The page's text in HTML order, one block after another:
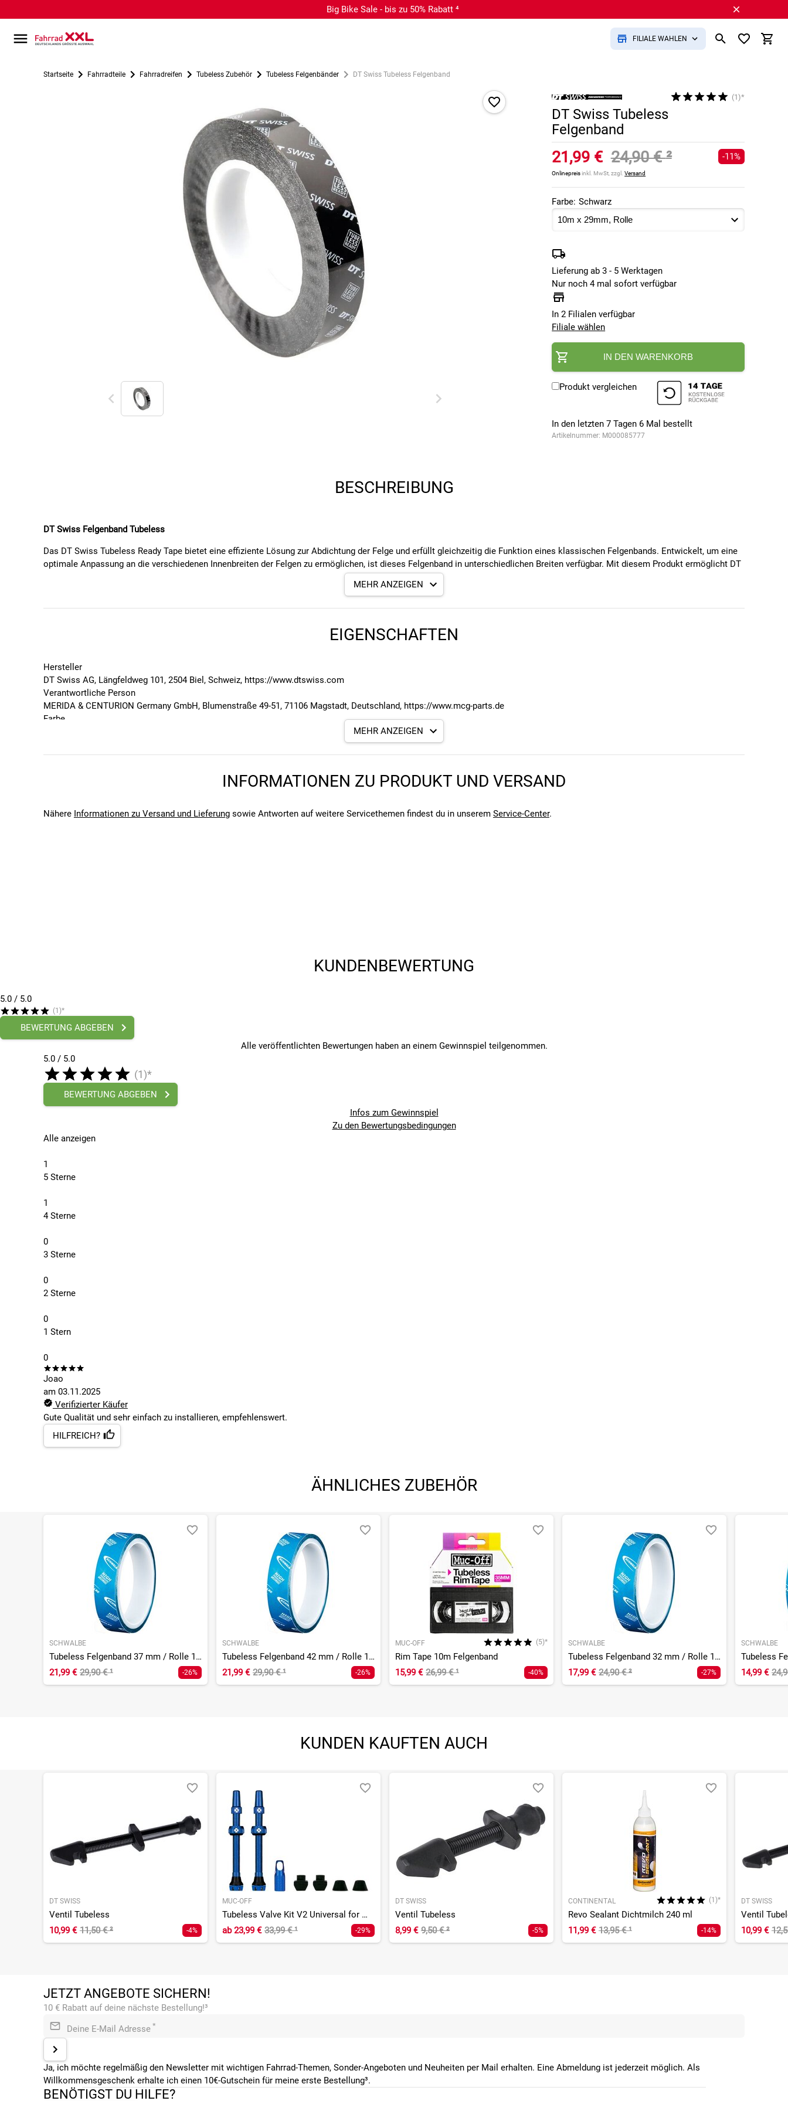
Big Bike Sale - bis zu 50% Rabatt ⁴
FILIALE WÄHLEN
Startseite Fahrradteile Fahrradreifen Tubeless Zubehör Tubeless Felgenbänder DT Swiss Tubeless Felgenband
(1)*
DT Swiss Tubeless
Felgenband
21,99 € 24,90 €²
Onlinepreisinkl. MwSt, zzgl.Versand
-11%
Farbe: Schwarz
Lieferung ab 3 - 5 Werktagen
Nur noch 4 mal sofort verfügbar
In 2 Filialen verfügbar
Filiale wählen
IN DEN WARENKORB
Produkt vergleichen
In den letzten 7 Tagen 6 Mal bestellt
Artikelnummer: M000085777
BESCHREIBUNG
DT Swiss Felgenband Tubeless
Das DT Swiss Tubeless Ready Tape bietet eine effiziente Lösung zur Abdichtung der Felge und erfüllt gleichzeitig die Funktion eines klassischen Felgenbands. Entwickelt, um eine
optimale Anpassung an die verschiedenen Innenbreiten der Felgen zu ermöglichen, ist dieses Felgenband in unterschiedlichen Breiten verfügbar. Mit diesem Produkt ermöglicht DT
Swiss eine einfache und wirksame Vorbereitung der Felgen für den Tubeless-Einsatz, indem es eine luftdichte Abdichtung sicherstellt und die Montage von Tubeless-Reifen
Produktdetails:
Farbe / Dekor: Schwarz
Verfügbar in verschiedenen Breiten, um eine perfekte Passform für jede Felge zu gewährleisten
MEHR ANZEIGEN
EIGENSCHAFTEN
Hersteller
DT Swiss AG, Längfeldweg 101, 2504 Biel, Schweiz, https://www.dtswiss.com
Verantwortliche Person
MERIDA & CENTURION Germany GmbH, Blumenstraße 49-51, 71106 Magstadt, Deutschland, https://www.mcg-parts.de
Farbe
Unisex
2024
Bitte beachte, dass es zu Abweichungen zwischen den angegebenen- und den verbauten Komponenten bei Fahrrädern kommen kann. Einen Fehler gefunden?
MEHR ANZEIGEN
INFORMATIONEN ZU PRODUKT UND VERSAND
Nähere Informationen zu Versand und Lieferungsowie Antworten auf weitere Servicethemen findest du in unserem Service-Center.
KUNDENBEWERTUNG
5.0 / 5.0
(1)*
BEWERTUNG ABGEBEN
Alle veröffentlichten Bewertungen haben an einem Gewinnspiel teilgenommen.
5.0 / 5.0
(1)*
BEWERTUNG ABGEBEN
Infos zum Gewinnspiel
Zu den Bewertungsbedingungen
Alle anzeigen
1
5 Sterne
1
4 Sterne
0
3 Sterne
0
2 Sterne
0
1 Stern
0
Joao
am 03.11.2025
Verifizierter Käufer
Gute Qualität und sehr einfach zu installieren, empfehlenswert.
HILFREICH?
ÄHNLICHES ZUBEHÖR
SCHWALBE
Tubeless Felgenband 37 mm / Rolle 10 m
21,99 € 29,90 €¹ -26%
SCHWALBE
Tubeless Felgenband 42 mm / Rolle 10 m
21,99 € 29,90 €¹ -26%
MUC-OFF (5)*
Rim Tape 10m Felgenband
15,99 € 26,99 €¹ -40%
SCHWALBE
Tubeless Felgenband 32 mm / Rolle 10 m
17,99 € 24,90 €² -27%
SCHWALBE
14,99 €
KUNDEN KAUFTEN AUCH
DT SWISS
Ventil Tubeless
10,99 € 11,50 €² -4%
MUC-OFF
Tubeless Valve Kit V2 Universal for MTB & Road
ab23,99 € 33,99 €¹ -29%
DT SWISS
Ventil Tubeless
8,99 € 9,50 €² -5%
CONTINENTAL (1)*
Revo Sealant Dichtmilch 240 ml
11,99 € 13,95 €¹ -14%
DT SWISS
Ventil
10,99 €
JETZT ANGEBOTE SICHERN!
10 € Rabatt auf deine nächste Bestellung!³
Deine E-Mail Adresse *
Ja, ich möchte regelmäßig den Newsletter mit wichtigen Fahrrad-Themen, Sonder-Angeboten und Neuheiten per Mail erhalten. Eine Abmeldung ist jederzeit möglich. Als
Willkommensgeschenk erhalte ich einen 10€-Gutschein für meine erste Bestellung³.
BENÖTIGST DU HILFE?